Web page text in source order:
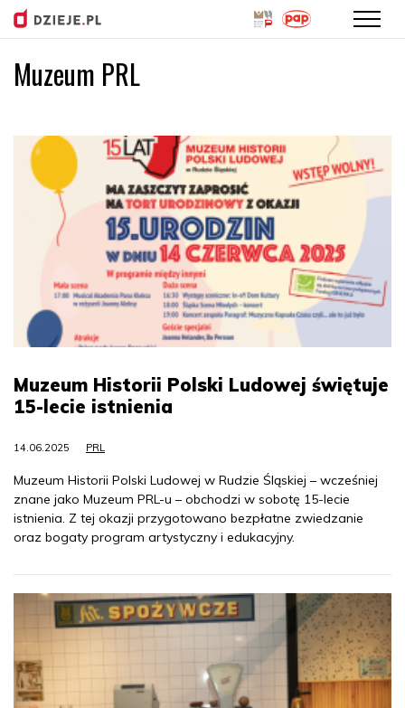
Muzeum PRL
Muzeum Historii Polski Ludowej świętuje
15-lecie istnienia
14.06.2025 PRL
Muzeum Historii Polski Ludowej w Rudzie Śląskiej – wcześniej
znane jako Muzeum PRL-u – obchodzi w sobotę 15-lecie
istnienia. Z tej okazji przygotowano bezpłatne zwiedzanie
oraz bogaty program artystyczny i edukacyjny.